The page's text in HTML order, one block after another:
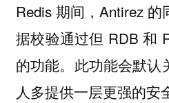
Redis 期间，Antirez
据校验通过但 RDB 和
的功能。此功能会默认
人多提供一层更强的安